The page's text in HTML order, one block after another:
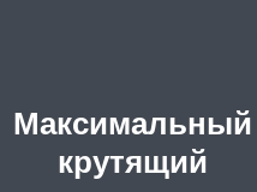
Максимальный
крутящий